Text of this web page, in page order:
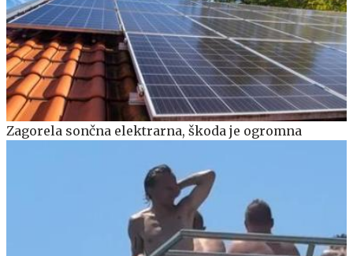
Zagorela sončna elektrarna, škoda je ogromna